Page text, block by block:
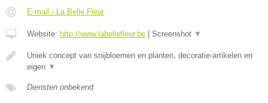
E-mail › La Belle Fleur
Website: http://www.labellefleur.be | Screenshot ▼
Uniek concept van snijbloemen en planten, decoratie-artikelen en
eigen ▼
Diensten onbekend